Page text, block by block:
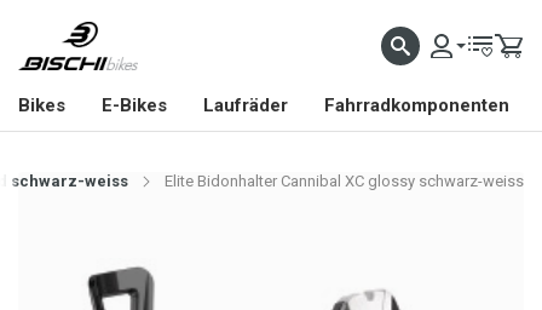
Bikes E-Bikes Laufräder Fahrradkomponenten
schwarz-weiss Elite Bidonhalter Cannibal XC glossy schwarz-weiss